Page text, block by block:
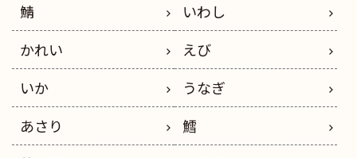
鯖
いわし
かれい
えび
いか
うなぎ
あさり
鱈